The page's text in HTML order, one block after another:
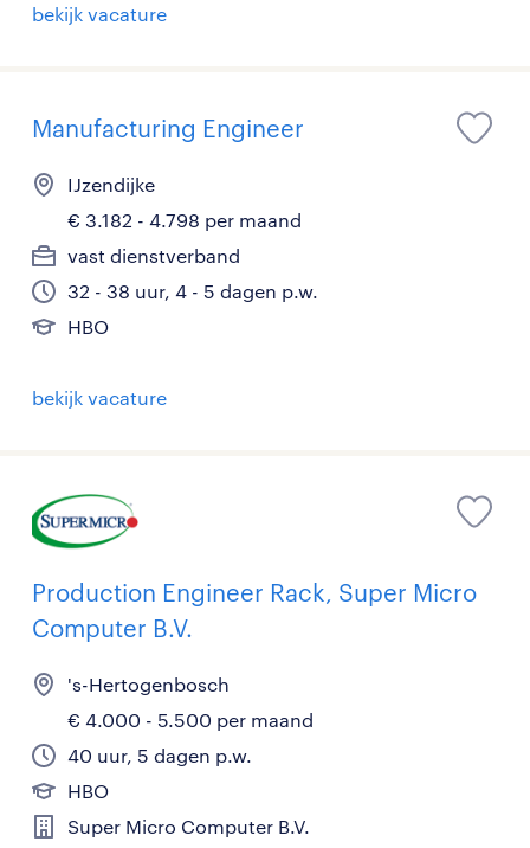
bekijk vacature
Manufacturing Engineer
IJzendijke
€ 3.182 - 4.798 per maand
vast dienstverband
32 - 38 uur, 4 - 5 dagen p.w.
HBO
bekijk vacature
Production Engineer Rack, Super Micro
Computer B.V.
's-Hertogenbosch
€ 4.000 - 5.500 per maand
40 uur, 5 dagen p.w.
HBO
Super Micro Computer B.V.